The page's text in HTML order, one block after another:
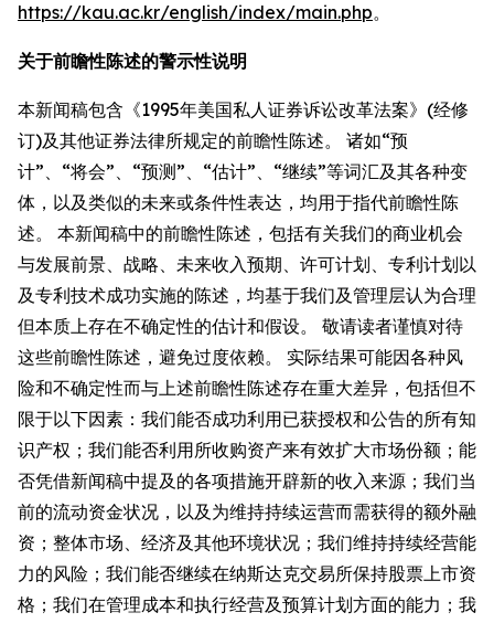
https://kau.ac.kr/english/index/main.php。
关于前瞻性陈述的警示性说明
本新闻稿包含《1995年美国私人证券诉讼改革法案》(经修
订)及其他证券法律所规定的前瞻性陈述。 诸如“预
计”、“将会”、“预测”、“估计”、“继续”等词汇及其各种变
体，以及类似的未来或条件性表达，均用于指代前瞻性陈
述。 本新闻稿中的前瞻性陈述，包括有关我们的商业机会
与发展前景、战略、未来收入预期、许可计划、专利计划以
及专利技术成功实施的陈述，均基于我们及管理层认为合理
但本质上存在不确定性的估计和假设。 敬请读者谨慎对待
这些前瞻性陈述，避免过度依赖。 实际结果可能因各种风
险和不确定性而与上述前瞻性陈述存在重大差异，包括但不
限于以下因素：我们能否成功利用已获授权和公告的所有知
识产权；我们能否利用所收购资产来有效扩大市场份额；能
否凭借新闻稿中提及的各项措施开辟新的收入来源；我们当
前的流动资金状况，以及为维持持续运营而需获得的额外融
资；整体市场、经济及其他环境状况；我们维持持续经营能
力的风险；我们能否继续在纳斯达克交易所保持股票上市资
格；我们在管理成本和执行经营及预算计划方面的能力；我